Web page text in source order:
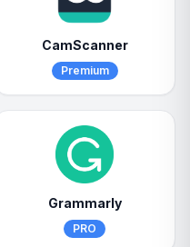
CamScanner
Premium
Grammarly
PRO